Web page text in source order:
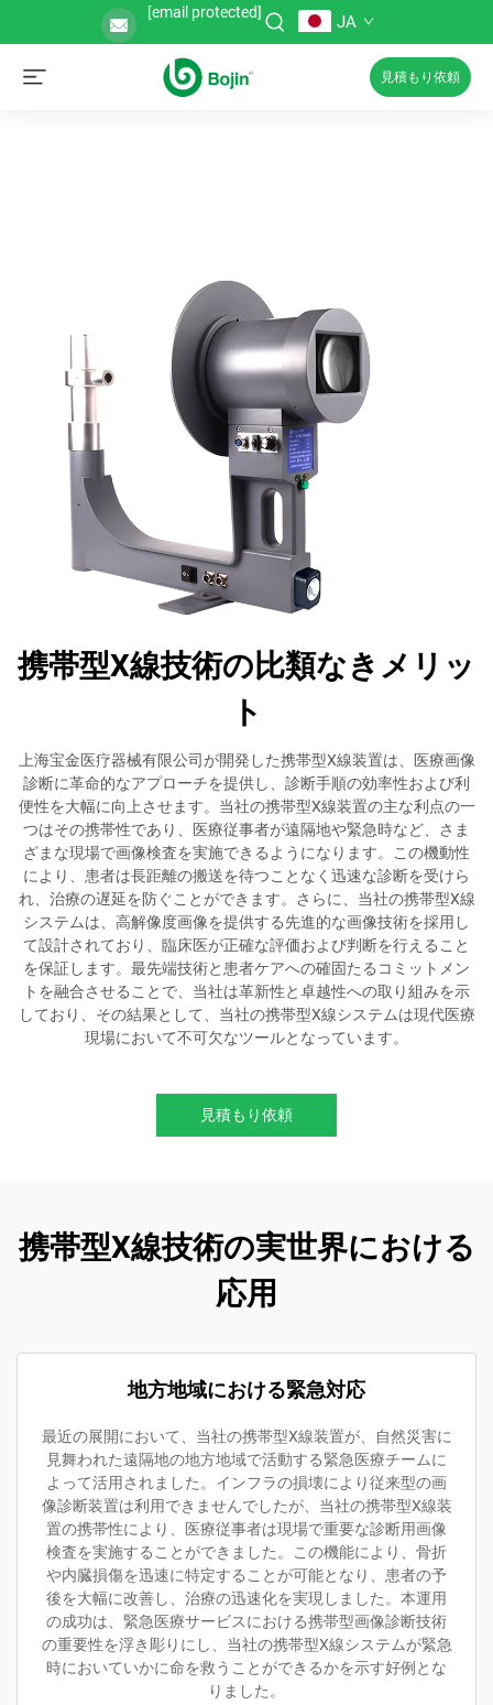
[email protected] JA
見積もり依頼
携帯型X線技術の比類なきメリッ
ト
上海宝金医疗器械有限公司が開発した携帯型X線装置は、医療画像
診断に革命的なアプローチを提供し、診断手順の効率性および利
便性を大幅に向上させます。当社の携帯型X線装置の主な利点の一
つはその携帯性であり、医療従事者が遠隔地や緊急時など、さま
ざまな現場で画像検査を実施できるようになります。この機動性
により、患者は長距離の搬送を待つことなく迅速な診断を受けら
れ、治療の遅延を防ぐことができます。さらに、当社の携帯型X線
システムは、高解像度画像を提供する先進的な画像技術を採用し
て設計されており、臨床医が正確な評価および判断を行えること
を保証します。最先端技術と患者ケアへの確固たるコミットメン
トを融合させることで、当社は革新性と卓越性への取り組みを示
しており、その結果として、当社の携帯型X線システムは現代医療
現場において不可欠なツールとなっています。
見積もり依頼
携帯型X線技術の実世界における
応用
地方地域における緊急対応
最近の展開において、当社の携帯型X線装置が、自然災害に
見舞われた遠隔地の地方地域で活動する緊急医療チームに
よって活用されました。インフラの損壊により従来型の画
像診断装置は利用できませんでしたが、当社の携帯型X線装
置の携帯性により、医療従事者は現場で重要な診断用画像
検査を実施することができました。この機能により、骨折
や内臓損傷を迅速に特定することが可能となり、患者の予
後を大幅に改善し、治療の迅速化を実現しました。本運用
の成功は、緊急医療サービスにおける携帯型画像診断技術
の重要性を浮き彫りにし、当社の携帯型X線システムが緊急
時においていかに命を救うことができるかを示す好例とな
りました。